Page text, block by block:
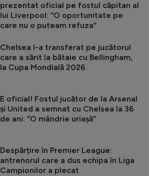
prezentat oficial pe fostul căpitan al
lui Liverpool: ”O oportunitate pe
care nu o puteam refuza”
Chelsea l-a transferat pe jucătorul
care a sărit la bătaie cu Bellingham,
la Cupa Mondială 2026
E oficial! Fostul jucător de la Arsenal
și United a semnat cu Chelsea la 36
de ani: ”O mândrie uriașă”
Despărțire în Premier League:
antrenorul care a dus echipa în Liga
Campionilor a plecat